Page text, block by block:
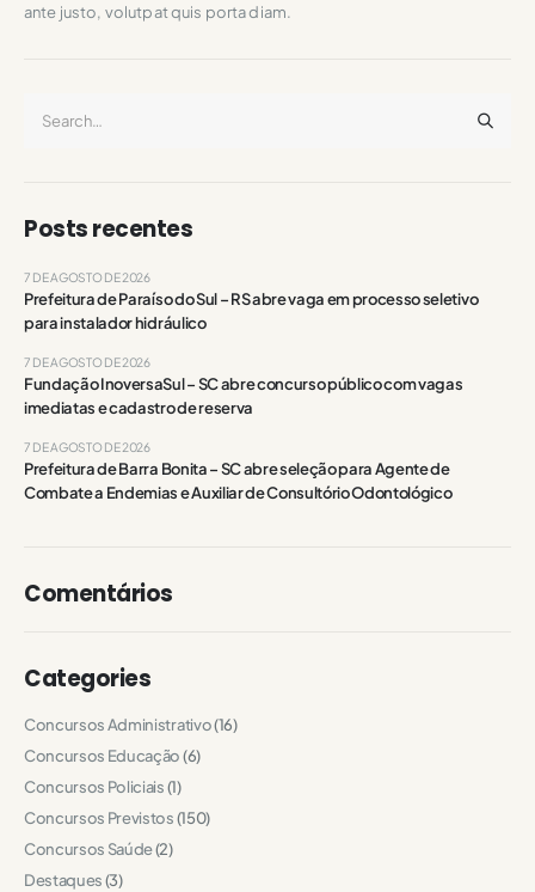
ante justo, volutpat quis porta diam.
Posts recentes
Prefeitura de Paraíso do Sul – RS abre vaga em processo seletivo
para instalador hidráulico
7 DE AGOSTO DE 2026
Fundação InoversaSul – SC abre concurso público com vagas
imediatas e cadastro de reserva
7 DE AGOSTO DE 2026
Prefeitura de Barra Bonita – SC abre seleção para Agente de
Combate a Endemias e Auxiliar de Consultório Odontológico
7 DE AGOSTO DE 2026
Comentários
Categories
Concursos Administrativo(16)
Concursos Educação(6)
Concursos Policiais(1)
Concursos Previstos(150)
Concursos Saúde(2)
Destaques(3)